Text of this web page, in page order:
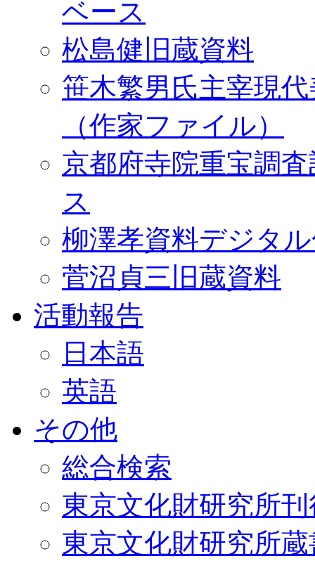
ベース
松島健旧蔵資料
笹木繁男氏主宰現
（作家ファイル）
京都府寺院重宝調
ス
柳澤孝資料デジタ
菅沼貞三旧蔵資料
活動報告
日本語
英語
その他
総合検索
東京文化財研究所
東京文化財研究所